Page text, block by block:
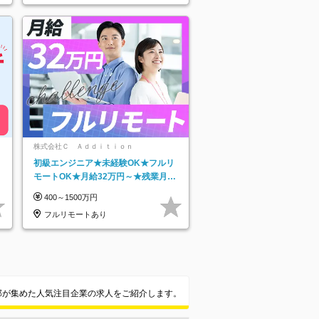
知県…
株式会社Ｃ Ａｄｄｉｔｉｏｎ
初級エンジニア★未経験OK★フルリ
モートOK★月給32万円～★残業月10
400～1500万円
フルリモートあり
集めた人気注目企業の求人をご紹介します。